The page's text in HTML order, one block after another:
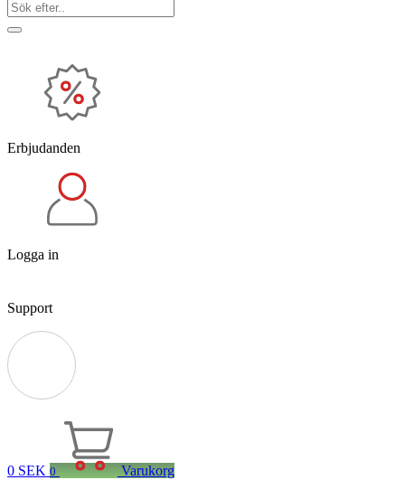
Erbjudanden
Logga in
Support
0 SEK 0
Varukorg